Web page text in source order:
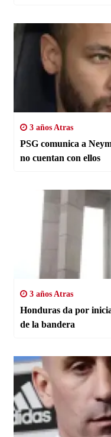
3 años Atras
PSG comunica a
no cuentan con ellos
3 años Atras
Honduras da por
de la bandera